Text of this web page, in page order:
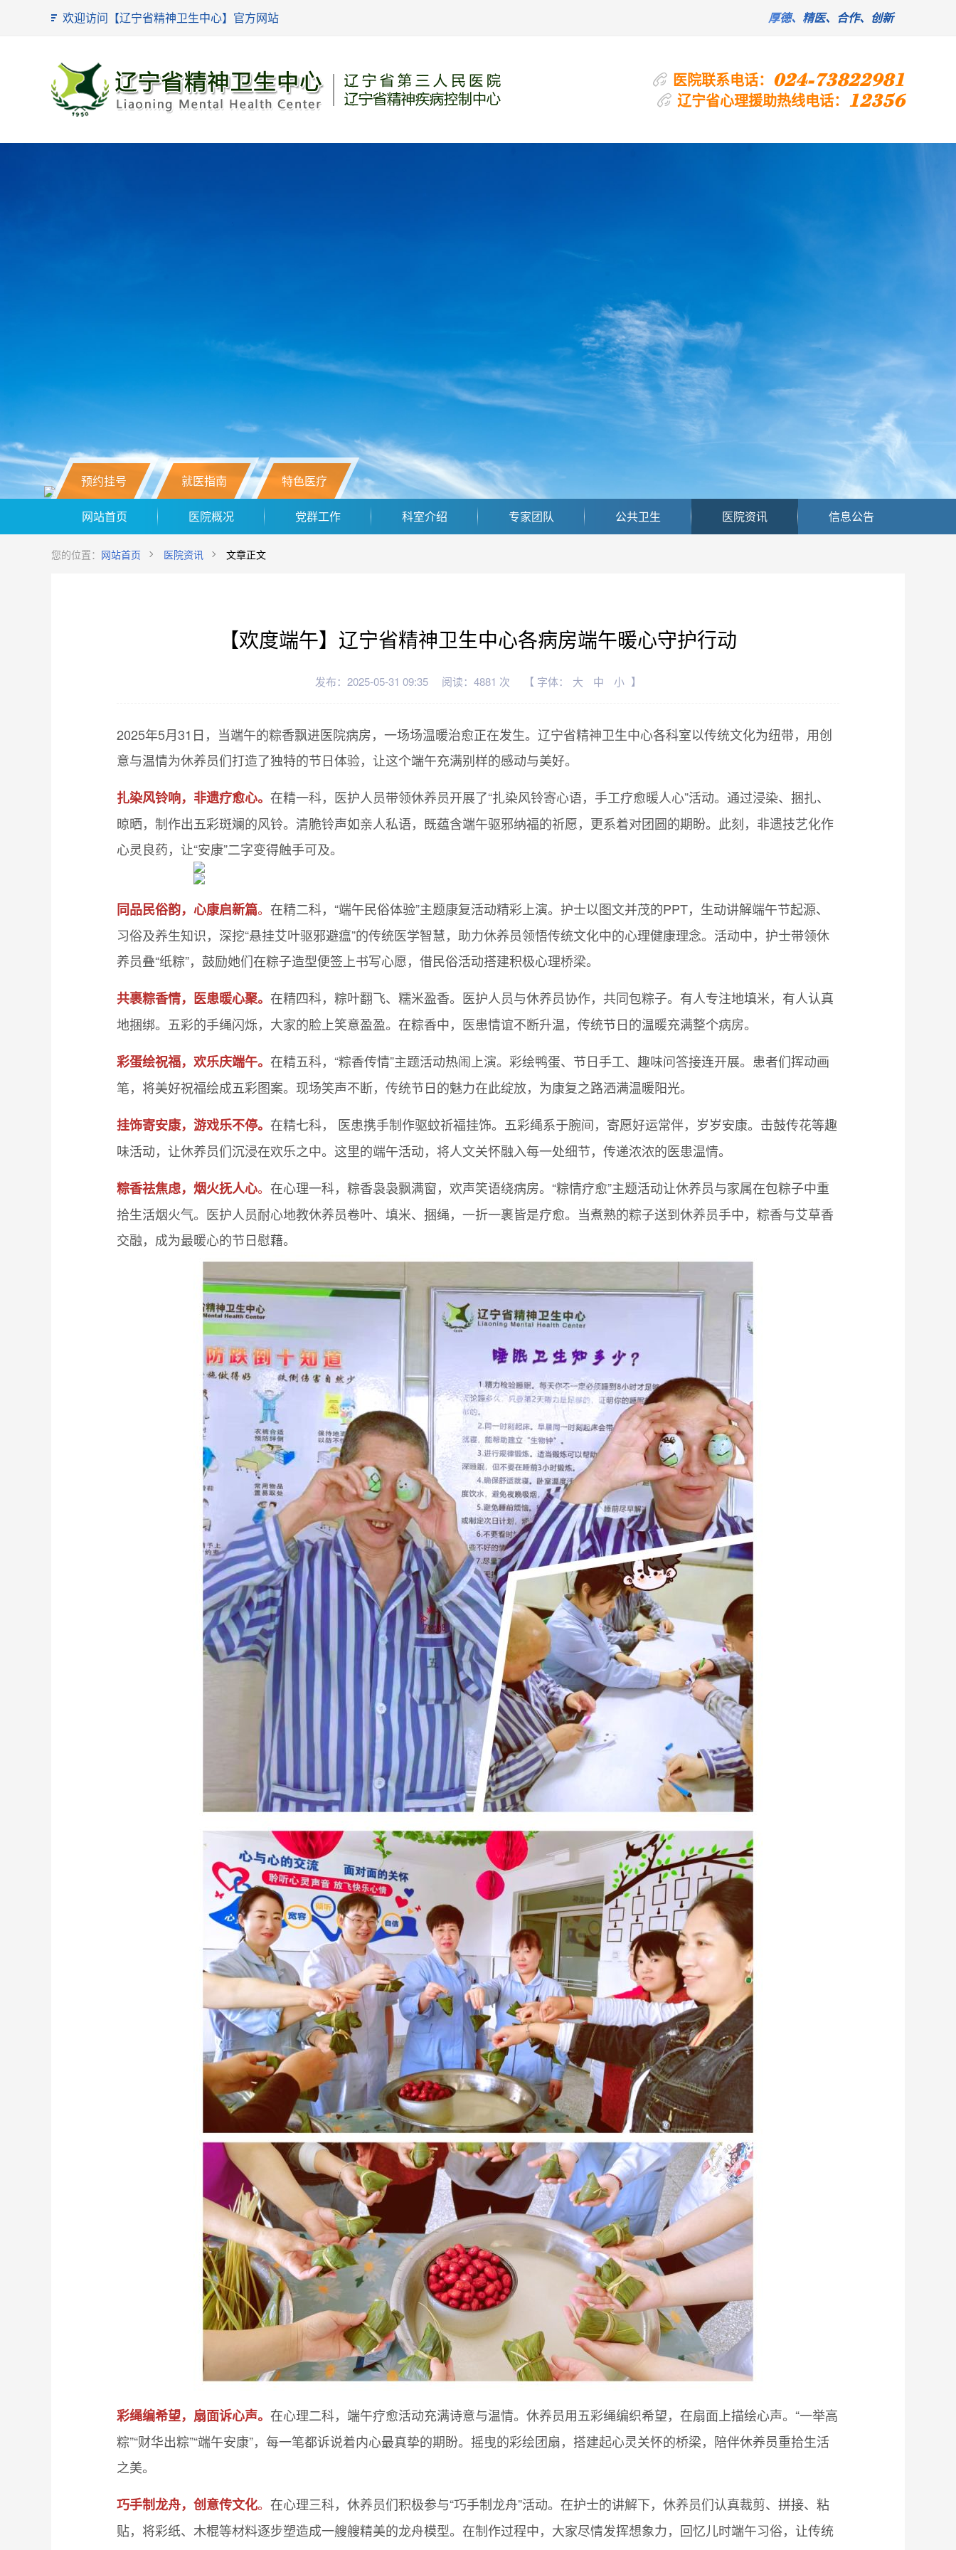
欢迎访问【辽宁省精神卫生中心】官方网站 厚德、精医、合作、创新
医院联系电话： 024-73822981
辽宁省心理援助热线电话： 12356
预约挂号 就医指南 特色医疗
网站首页 医院概况 党群工作 科室介绍 专家团队 公共卫生 医院资讯 信息公告
您的位置： 网站首页 医院资讯 文章正文
【欢度端午】辽宁省精神卫生中心各病房端午暖心守护行动
发布：2025-05-31 09:35 阅读：4881 次 【 字体： 大 中 小 】
2025年5月31日，当端午的粽香飘进医院病房，一场场温暖治愈正在发生。辽宁省精神卫生中心各科室以传统文化为纽带，用创
意与温情为休养员们打造了独特的节日体验，让这个端午充满别样的感动与美好。
扎染风铃响，非遗疗愈心。 在精一科，医护人员带领休养员开展了“扎染风铃寄心语，手工疗愈暖人心”活动。通过浸染、捆扎、
晾晒，制作出五彩斑斓的风铃。清脆铃声如亲人私语，既蕴含端午驱邪纳福的祈愿，更系着对团圆的期盼。此刻，非遗技艺化作
心灵良药，让“安康”二字变得触手可及。
同品民俗韵，心康启新篇。 在精二科，“端午民俗体验”主题康复活动精彩上演。护士以图文并茂的PPT，生动讲解端午节起源、
习俗及养生知识，深挖“悬挂艾叶驱邪避瘟”的传统医学智慧，助力休养员领悟传统文化中的心理健康理念。活动中，护士带领休
养员叠“纸粽”，鼓励她们在粽子造型便签上书写心愿，借民俗活动搭建积极心理桥梁。
共裹粽香情，医患暖心聚。 在精四科，粽叶翻飞、糯米盈香。医护人员与休养员协作，共同包粽子。有人专注地填米，有人认真
地捆绑。五彩的手绳闪烁，大家的脸上笑意盈盈。在粽香中，医患情谊不断升温，传统节日的温暖充满整个病房。
彩蛋绘祝福，欢乐庆端午。 在精五科，“粽香传情”主题活动热闹上演。彩绘鸭蛋、节日手工、趣味问答接连开展。患者们挥动画
笔，将美好祝福绘成五彩图案。现场笑声不断，传统节日的魅力在此绽放，为康复之路洒满温暖阳光。
挂饰寄安康，游戏乐不停。 在精七科， 医患携手制作驱蚊祈福挂饰。五彩绳系于腕间，寄愿好运常伴，岁岁安康。击鼓传花等趣
味活动，让休养员们沉浸在欢乐之中。这里的端午活动，将人文关怀融入每一处细节，传递浓浓的医患温情。
粽香祛焦虑，烟火抚人心。 在心理一科，粽香袅袅飘满窗，欢声笑语绕病房。“粽情疗愈”主题活动让休养员与家属在包粽子中重
拾生活烟火气。医护人员耐心地教休养员卷叶、填米、捆绳，一折一裹皆是疗愈。当煮熟的粽子送到休养员手中，粽香与艾草香
交融，成为最暖心的节日慰藉。
彩绳编希望，扇面诉心声。 在心理二科，端午疗愈活动充满诗意与温情。休养员用五彩绳编织希望，在扇面上描绘心声。“一举高
粽”“财华出粽”“端午安康”，每一笔都诉说着内心最真挚的期盼。摇曳的彩绘团扇，搭建起心灵关怀的桥梁，陪伴休养员重拾生活
之美。
巧手制龙舟，创意传文化。 在心理三科，休养员们积极参与“巧手制龙舟”活动。在护士的讲解下，休养员们认真裁剪、拼接、粘
贴，将彩纸、木棍等材料逐步塑造成一艘艘精美的龙舟模型。在制作过程中，大家尽情发挥想象力，回忆儿时端午习俗，让传统